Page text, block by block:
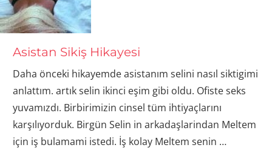
Asistan Sikiş Hikayesi
Daha önceki hikayemde asistanım selini nasıl siktigimi
anlattım. artık selin ikinci eşim gibi oldu. Ofiste seks
yuvamızdı. Birbirimizin cinsel tüm ihtiyaçlarını
karşılıyorduk. Birgün Selin in arkadaşlarindan Meltem
için iş bulamami istedi. İş kolay Meltem senin …